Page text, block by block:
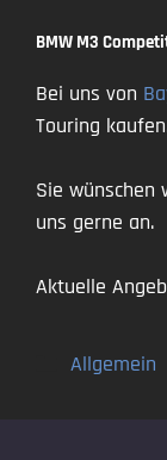
BMW M3
Bei uns von
Touring
Sie wünschen
uns gerne an.
Aktuelle
Kategorien
Allgemein